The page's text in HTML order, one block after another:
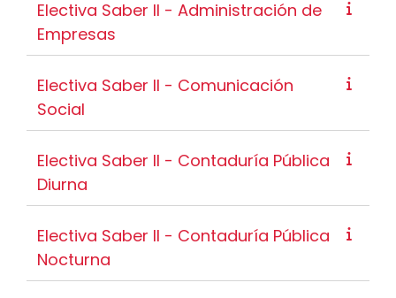
Electiva Saber II - Administración de
Empresas
Electiva Saber II - Comunicación
Social
Electiva Saber II - Contaduría Pública
Diurna
Electiva Saber II - Contaduría Pública
Nocturna